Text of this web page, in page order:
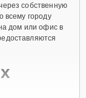
собственную
всему городу
дом или офис в